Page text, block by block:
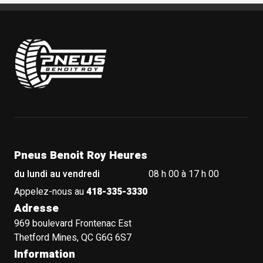
Pneus Benoit Roy
Pneus Benoit Roy Heures
du lundi au vendredi
08 h 00 à 17 h 00
Appelez-nous au418-335-3330
Adresse
969 boulevard Frontenac Est
Thetford Mines, QC G6G 6S7
Information